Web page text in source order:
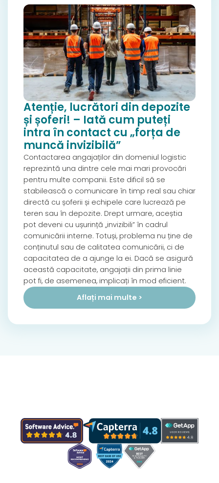
Atenție, lucrători din depozite
și șoferi! – Iată cum puteți
intra în contact cu „forța de
muncă invizibilă”
Contactarea angajaților din domeniul logistic
reprezintă una dintre cele mai mari provocări
pentru multe companii. Este dificil să se
stabilească o comunicare în timp real sau chiar
directă cu șoferii și echipele care lucrează pe
teren sau în depozite. Drept urmare, aceștia
pot deveni cu ușurință „invizibili” în cadrul
comunicării interne. Totuși, problema nu ține de
conținutul sau de calitatea comunicării, ci de
capacitatea de a ajunge la ei. Dacă se asigură
această capacitate, angajații din prima linie
pot fi, de asemenea, implicați în mod eficient.
Aflați mai multe >